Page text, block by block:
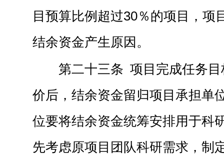
目预算比例超过30％的项目，项
结余资金产生原因。
第二十三条 项目完成任务
价后，结余资金留归项目承担单
位要将结余资金统筹安排用于科
先考虑原项目团队科研需求，制